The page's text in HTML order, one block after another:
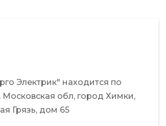
Электрик" находится по
Московская обл, город Химки,
Грязь, дом 65